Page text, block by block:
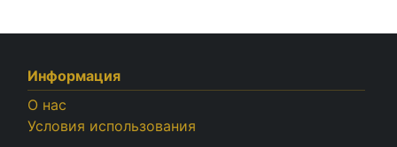
Информация
О нас
Условия использования